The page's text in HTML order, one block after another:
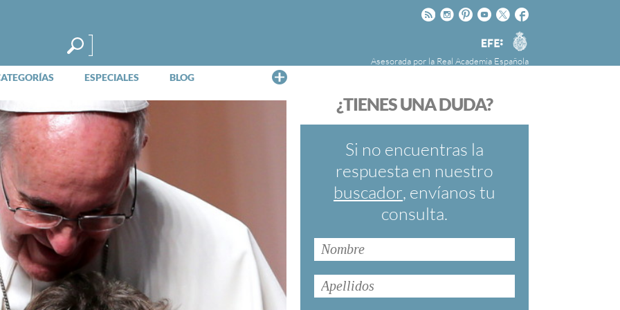
Facebook
Twitter
Youtube
Pinteres
Instagram
Rss
Agencia
EFE
Asesorada por la Real Academia Española
ESPECIALES BLOG
FundéuRAE es una fundación patrocinada por
cuyo objetivo es colaborar con el buen uso del
español en los medios de comunicación y en
Internet.
¿TIENES UNA DUDA?
Si no encuentras la
respuesta en nuestro
buscador, envíanos tu
consulta.